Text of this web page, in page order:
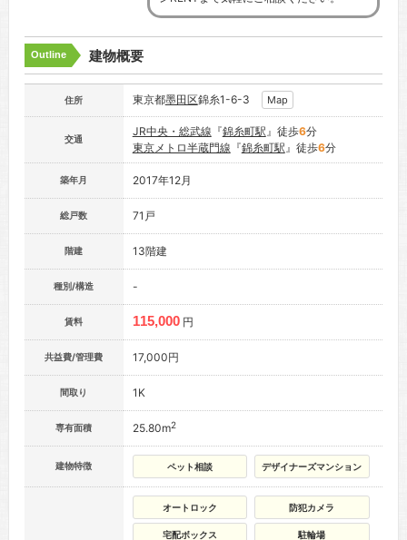
Outline 建物概要
住所 東京都墨田区錦糸1-6-3 Map
交通
JR中央・総武線 『錦糸町駅』徒歩6分
東京メトロ半蔵門線 『錦糸町駅』徒歩6分
築年月 2017年12月
総戸数 71戸
階建 13階建
種別/構造 -
賃料 115,000 円
共益費/管理費 17,000円
間取り 1K
専有面積 25.80m2
建物特徴 ペット相談 デザイナーズマンション
オートロック 防犯カメラ
宅配ボックス 駐輪場